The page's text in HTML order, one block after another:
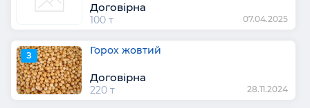
Договірна
100 т 07.04.2025
З Горох жовтий
Договірна
220 т 28.11.2024